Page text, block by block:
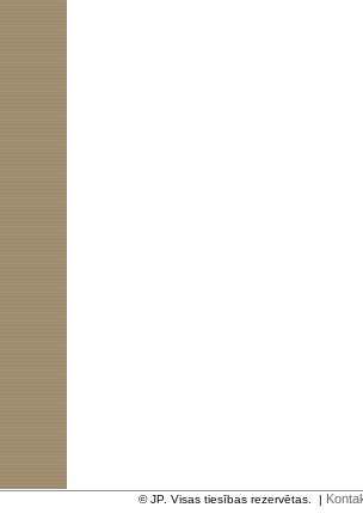
© JP. Visas tiesības rezervētas. |